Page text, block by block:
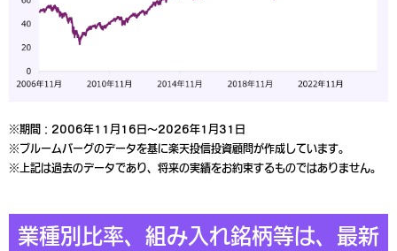
※期間：2006年11月16日～2026年1月31日
※ブルームバーグのデータを基に楽天投信投資顧問が作成しています。
※上記は過去のデータであり、将来の実績をお約束するものではありません。
業種別比率、組み入れ銘柄等は、最新